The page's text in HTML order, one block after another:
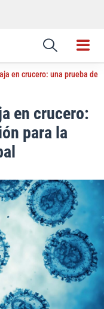
Enlace
en crucero: una prueba de
en crucero:
para la